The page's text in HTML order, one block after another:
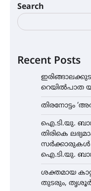
Search
Recent Posts
റെയിൽപാത
തിരനോട്ടം
ഐ.ടി.യു.
തിരികെ
സർക്കാരുകൾ
ഐ.ടി.യു.
ശക്തമായ
തുടരും, തൃശൂർ